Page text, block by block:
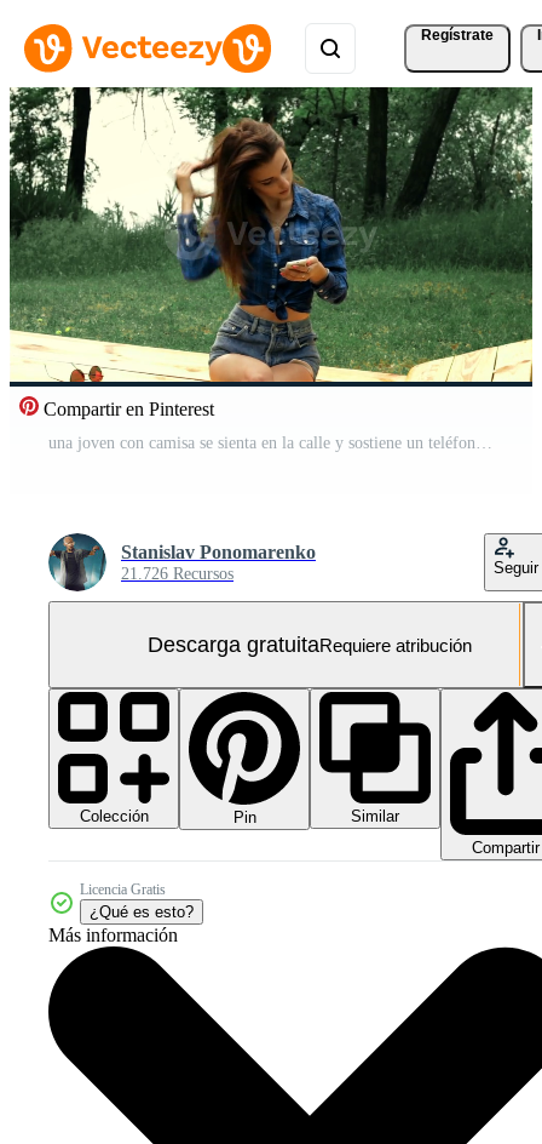
Regístrate
Compartir en Pinterest
una joven con camisa se sienta en la calle y sostiene un teléfono cerca Vídeo Gratis
Stanislav Ponomarenko
21.726 Recursos Seguir
Descarga gratuitaRequiere atribución
Colección Pin
Similar
Compartir
Licencia Gratis
¿Qué es esto?
Más información